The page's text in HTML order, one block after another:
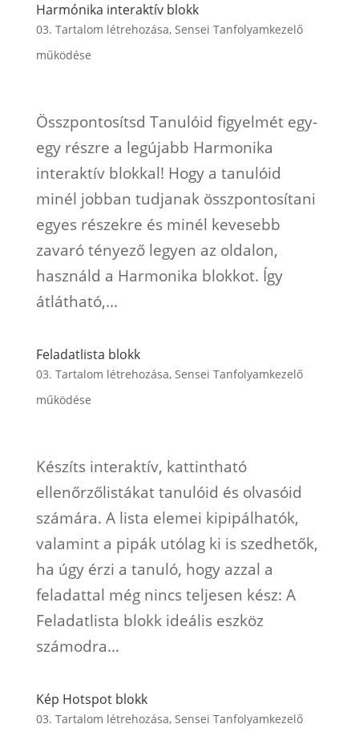
Harmónika interaktív blokk
03. Tartalom létrehozása, Sensei Tanfolyamkezelő
működése
Összpontosítsd Tanulóid figyelmét egy-
egy részre a legújabb Harmonika
interaktív blokkal! Hogy a tanulóid
minél jobban tudjanak összpontosítani
egyes részekre és minél kevesebb
zavaró tényező legyen az oldalon,
használd a Harmonika blokkot. Így
átlátható,...
Feladatlista blokk
03. Tartalom létrehozása, Sensei Tanfolyamkezelő
működése
Készíts interaktív, kattintható
ellenőrzőlistákat tanulóid és olvasóid
számára. A lista elemei kipipálhatók,
valamint a pipák utólag ki is szedhetők,
ha úgy érzi a tanuló, hogy azzal a
feladattal még nincs teljesen kész: A
Feladatlista blokk ideális eszköz
számodra...
Kép Hotspot blokk
03. Tartalom létrehozása, Sensei Tanfolyamkezelő